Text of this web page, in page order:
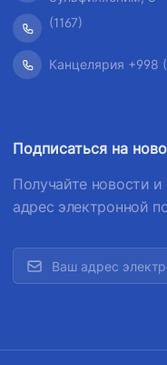
(1167)
Канцелярия +998
Подписаться на
Получайте новости
адрес электронной